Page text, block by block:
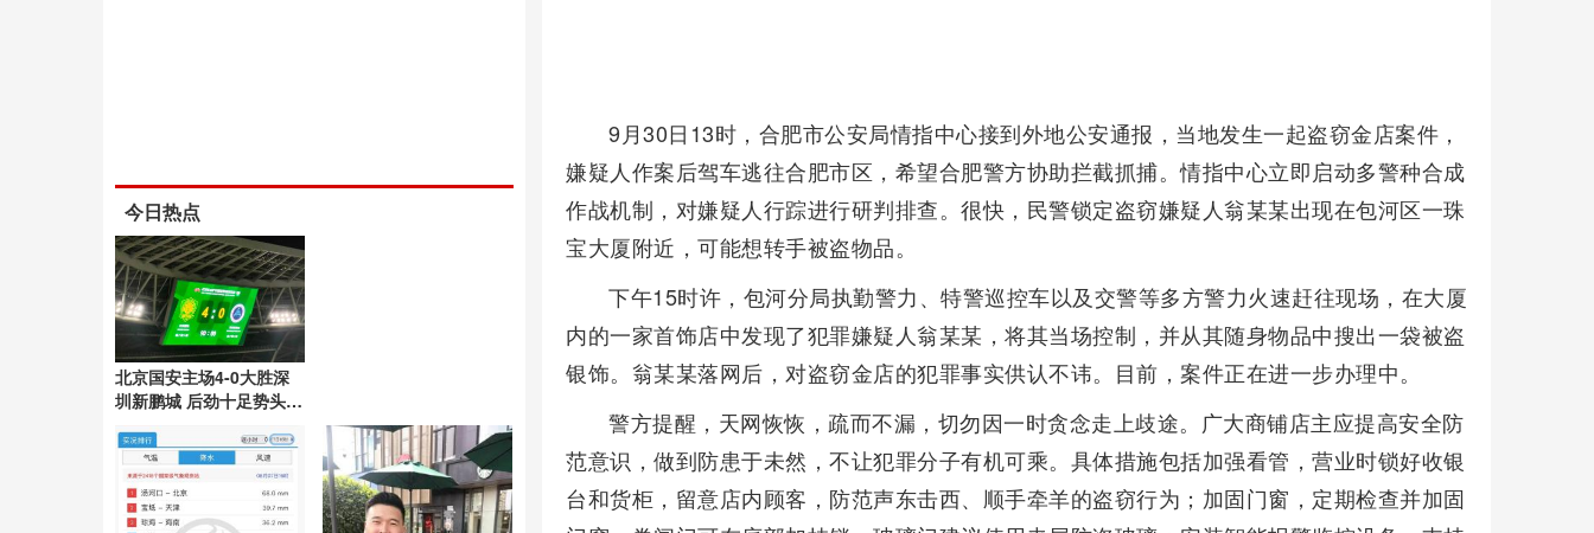
9月30日13时，合肥市公安局情指中心接到外地公安通报，当地发生一起盗窃金店案件，
嫌疑人作案后驾车逃往合肥市区，希望合肥警方协助拦截抓捕。情指中心立即启动多警种合成
作战机制，对嫌疑人行踪进行研判排查。很快，民警锁定盗窃嫌疑人翁某某出现在包河区一珠
宝大厦附近，可能想转手被盗物品。
下午15时许，包河分局执勤警力、特警巡控车以及交警等多方警力火速赶往现场，在大厦
内的一家首饰店中发现了犯罪嫌疑人翁某某，将其当场控制，并从其随身物品中搜出一袋被盗
银饰。翁某某落网后，对盗窃金店的犯罪事实供认不讳。目前，案件正在进一步办理中。
警方提醒，天网恢恢，疏而不漏，切勿因一时贪念走上歧途。广大商铺店主应提高安全防
范意识，做到防患于未然，不让犯罪分子有机可乘。具体措施包括加强看管，营业时锁好收银
台和货柜，留意店内顾客，防范声东击西、顺手牵羊的盗窃行为；加固门窗，定期检查并加固
今日热点
北京国安主场4-0大胜深
圳新鹏城 后劲十足势头良